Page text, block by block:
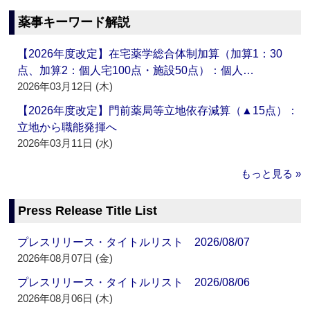
薬事キーワード解説
【2026年度改定】在宅薬学総合体制加算（加算1：30
点、加算2：個人宅100点・施設50点）：個人…
2026年03月12日 (木)
【2026年度改定】門前薬局等立地依存減算（▲15点）：
立地から職能発揮へ
2026年03月11日 (水)
もっと見る »
Press Release Title List
プレスリリース・タイトルリスト 2026/08/07
2026年08月07日 (金)
プレスリリース・タイトルリスト 2026/08/06
2026年08月06日 (木)